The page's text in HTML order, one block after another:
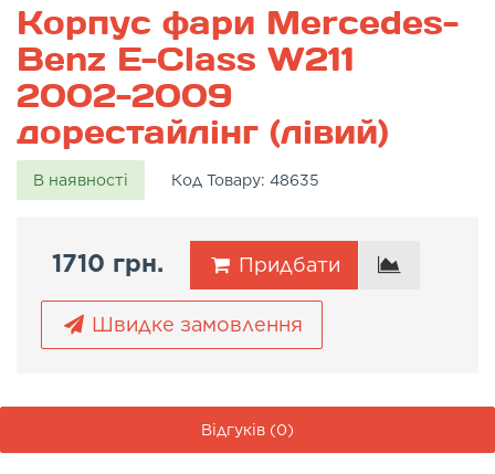
Корпус фари Mercedes-
Benz E-Class W211
2002-2009
дорестайлінг (лівий)
В наявності Код Товару: 48635
1710 грн. Придбати
Швидке замовлення
Відгуків (0)